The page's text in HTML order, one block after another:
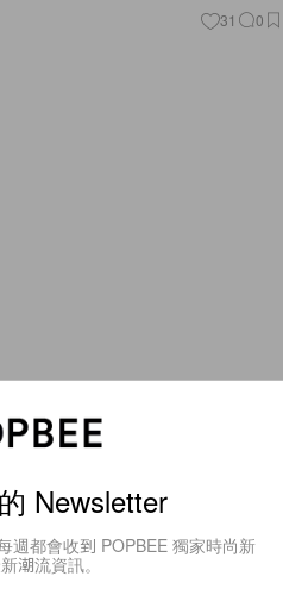
31 0
偷偷告訴妳這幾件超時
了！
，想知道最新時尚趨勢、哪裡是近期
間咖啡廳？只要一打開 Instagram
，尤其以圖像為主的
Newsletter
週都會收到 POPBEE 獨家時尚新
潮流資訊。